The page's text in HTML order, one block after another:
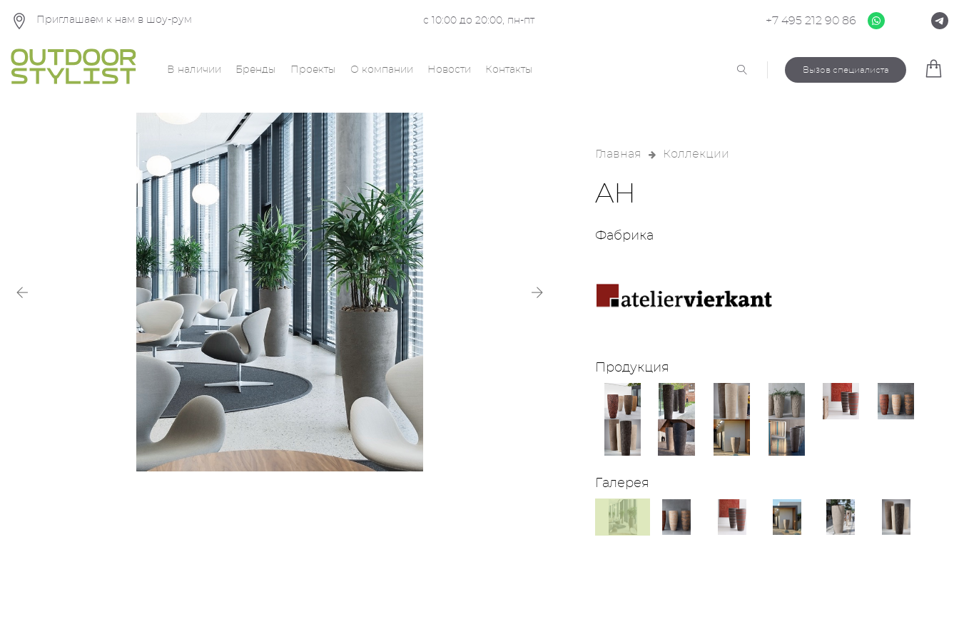
Приглашаем к нам в шоу-рум с 10:00 до 20:00, пн-пт +7 495 212 90 86
В наличии Бренды Проекты О компании Новости Контакты Вызов специалиста
Главная Коллекции
AH
Фабрика
Продукция
Галерея